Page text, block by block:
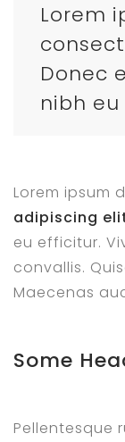
Lorem
Donec
nibh
Lorem ipsum
adipiscing
eu efficitur.
convallis.
Maecenas
Some
Pellentesque